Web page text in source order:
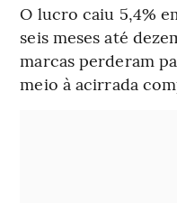
O lucro caiu 5,4%
seis meses até
marcas perderam
meio à acirrada